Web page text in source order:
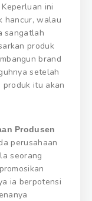
ini
hancur, walau
sangatlah
produk
brand
setelah
produk itu akan
Produsen
perusahaan
seorang
ia berpotensi